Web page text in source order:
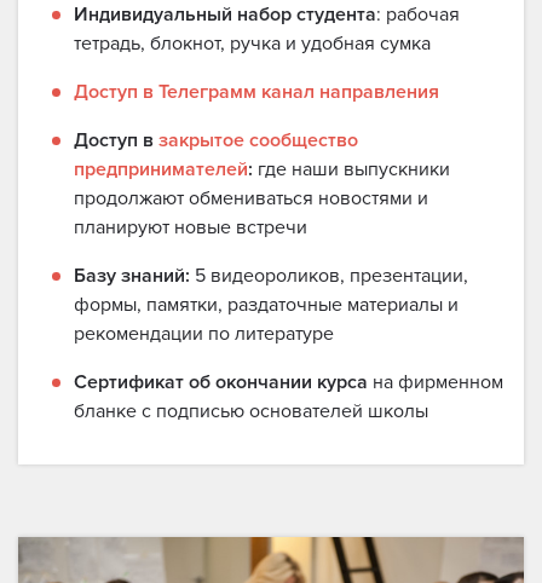
Индивидуальный набор студента: рабочая
тетрадь, блокнот, ручка и удобная сумка
Доступ в Телеграмм канал направления
Доступ в закрытое сообщество
предпринимателей: где наши выпускники
продолжают обмениваться новостями и
планируют новые встречи
Базу знаний: 5 видеороликов, презентации,
формы, памятки, раздаточные материалы и
рекомендации по литературе
Сертификат об окончании курса на фирменном
бланке с подписью основателей школы